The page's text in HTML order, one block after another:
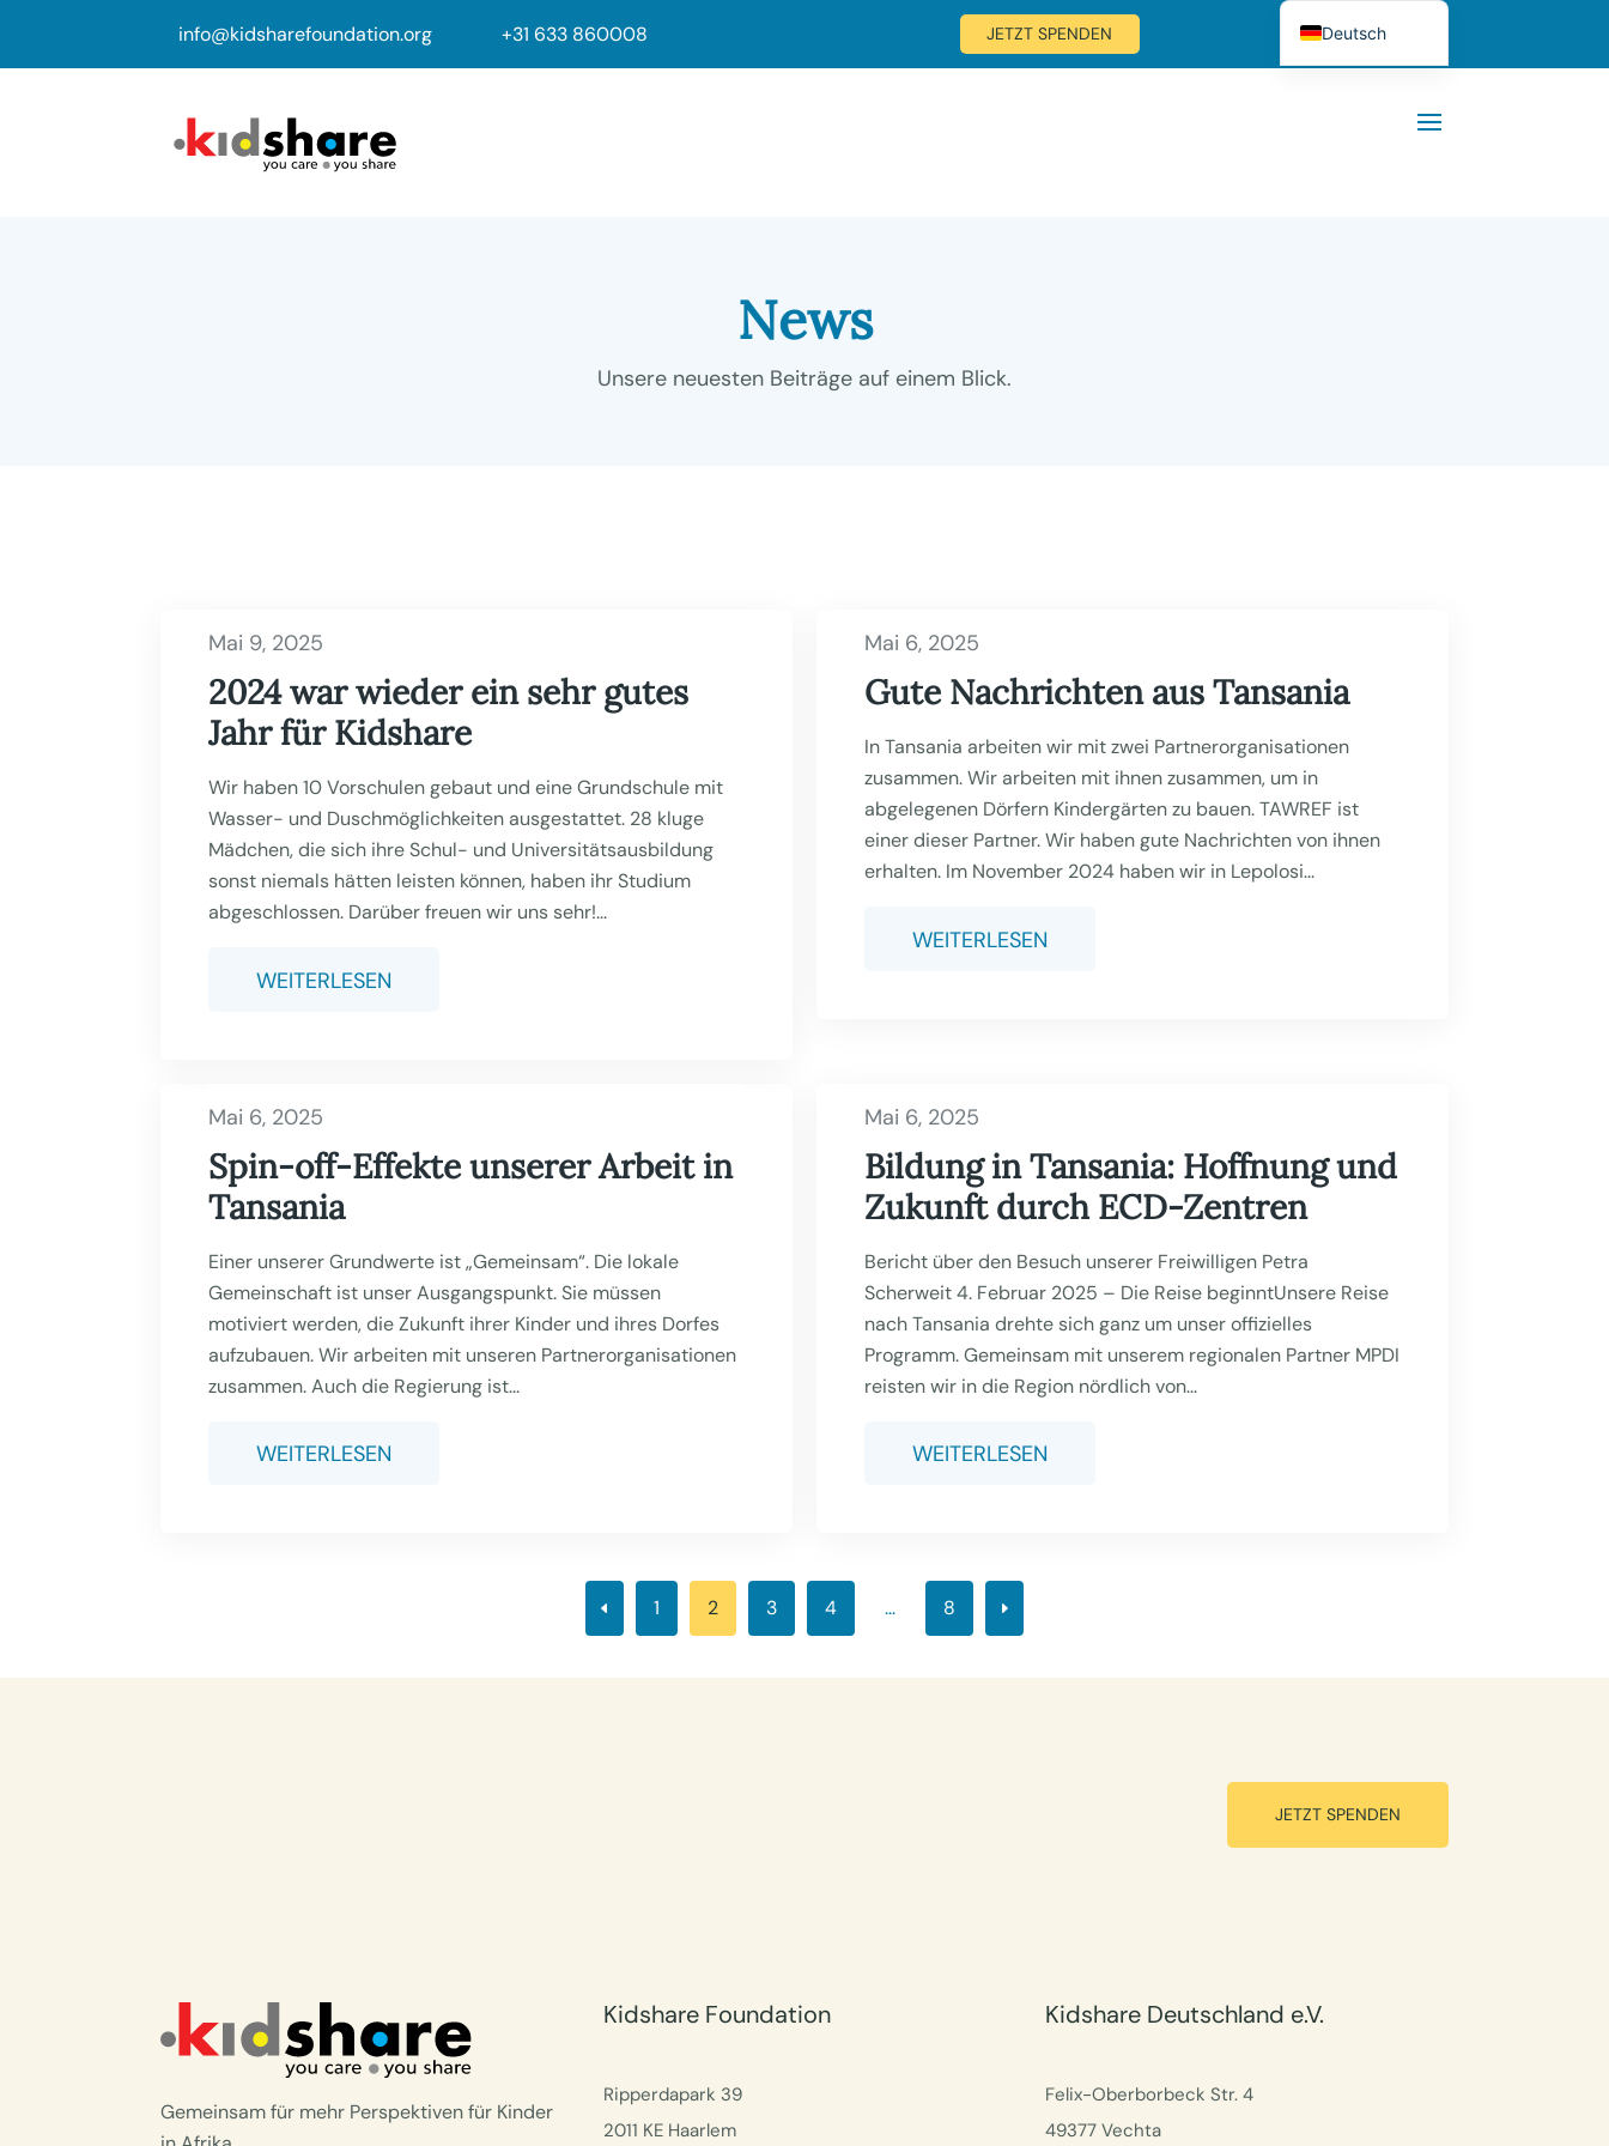
info@kidsharefoundation.org +31 633 860008 JETZT SPENDEN
News
Unsere neuesten Beiträge auf einem Blick.
Mai 9, 2025
2024 war wieder ein sehr gutes
Jahr für Kidshare
Wir haben 10 Vorschulen gebaut und eine Grundschule mit
Wasser- und Duschmöglichkeiten ausgestattet. 28 kluge
Mädchen, die sich ihre Schul- und Universitätsausbildung
sonst niemals hätten leisten können, haben ihr Studium
abgeschlossen. Darüber freuen wir uns sehr!...
WEITERLESEN
Mai 6, 2025
Gute Nachrichten aus Tansania
In Tansania arbeiten wir mit zwei Partnerorganisationen
zusammen. Wir arbeiten mit ihnen zusammen, um in
abgelegenen Dörfern Kindergärten zu bauen. TAWREF ist
einer dieser Partner. Wir haben gute Nachrichten von ihnen
erhalten. Im November 2024 haben wir in Lepolosi...
WEITERLESEN
Mai 6, 2025
Spin-off-Effekte unserer Arbeit in
Tansania
Einer unserer Grundwerte ist „Gemeinsam“. Die lokale
Gemeinschaft ist unser Ausgangspunkt. Sie müssen
motiviert werden, die Zukunft ihrer Kinder und ihres Dorfes
aufzubauen. Wir arbeiten mit unseren Partnerorganisationen
zusammen. Auch die Regierung ist...
WEITERLESEN
Mai 6, 2025
Bildung in Tansania: Hoffnung und
Zukunft durch ECD-Zentren
Bericht über den Besuch unserer Freiwilligen Petra
Scherweit 4. Februar 2025 – Die Reise beginntUnsere Reise
nach Tansania drehte sich ganz um unser offizielles
Programm. Gemeinsam mit unserem regionalen Partner MPDI
reisten wir in die Region nördlich von...
WEITERLESEN
1 2 3 4 ... 8
JETZT SPENDEN
Gemeinsam für mehr Perspektiven für Kinder
Kidshare Foundation
Ripperdapark 39
2011 KE Haarlem
Kidshare Deutschland e.V.
Felix-Oberborbeck Str. 4
49377 Vechta
Deutsch
Nederlands